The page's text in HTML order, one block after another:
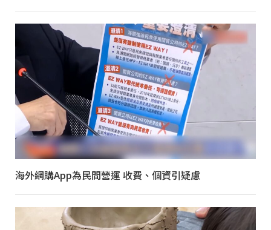
海外網購App為民間營運 收費、個資引疑慮